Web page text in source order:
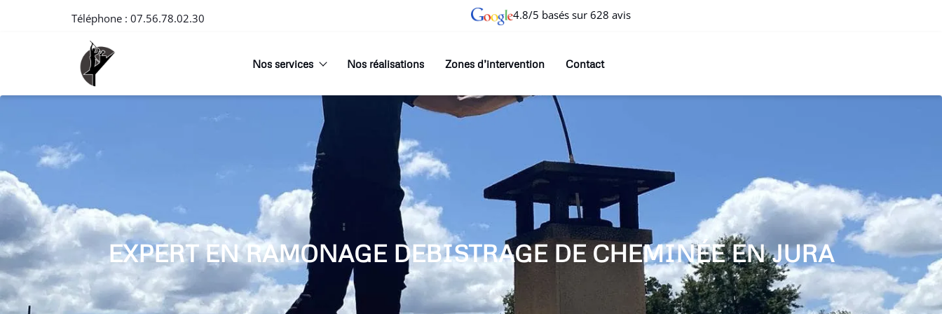
Téléphone : 07.56.78.02.30 4.8/5 basés sur 628 avis
Nos services Nos réalisations Zones d’intervention Contact
EXPERT EN RAMONAGE DEBISTRAGE DE CHEMINÉE EN JURA